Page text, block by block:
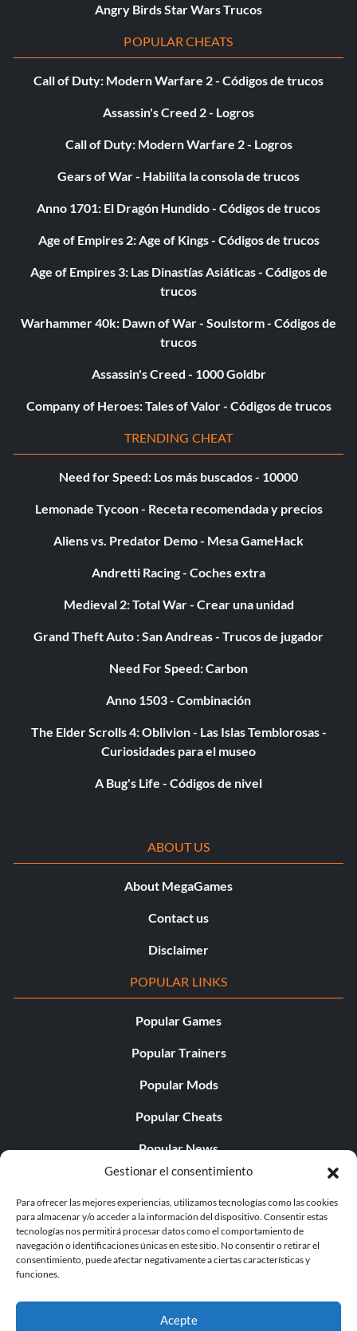
Gestionar el consentimiento
Para ofrecer las mejores experiencias, utilizamos tecnologías como las cookies
para almacenar y/o acceder a la información del dispositivo. Consentir estas
tecnologías nos permitirá procesar datos como el comportamiento de
navegación o identificaciones únicas en este sitio. No consentir o retirar el
consentimiento, puede afectar negativamente a ciertas características y
funciones.
Acepte
Angry Birds Star Wars Trucos
POPULAR CHEATS
Call of Duty: Modern Warfare 2 - Códigos de trucos
Assassin's Creed 2 - Logros
Call of Duty: Modern Warfare 2 - Logros
Gears of War - Habilita la consola de trucos
Anno 1701: El Dragón Hundido - Códigos de trucos
Age of Empires 2: Age of Kings - Códigos de trucos
Age of Empires 3: Las Dinastías Asiáticas - Códigos de
trucos
Warhammer 40k: Dawn of War - Soulstorm - Códigos de
trucos
Assassin's Creed - 1000 Goldbr
Company of Heroes: Tales of Valor - Códigos de trucos
TRENDING CHEAT
Need for Speed: Los más buscados - 10000
Lemonade Tycoon - Receta recomendada y precios
Aliens vs. Predator Demo - Mesa GameHack
Andretti Racing - Coches extra
Medieval 2: Total War - Crear una unidad
Grand Theft Auto : San Andreas - Trucos de jugador
Need For Speed: Carbon
Anno 1503 - Combinación
The Elder Scrolls 4: Oblivion - Las Islas Temblorosas -
Curiosidades para el museo
A Bug's Life - Códigos de nivel
ABOUT US
About MegaGames
Contact us
Disclaimer
POPULAR LINKS
Popular Games
Popular Trainers
Popular Mods
Popular Cheats
Popular News
Popular Editorials
Popular Free Games
LATEST UPDATES